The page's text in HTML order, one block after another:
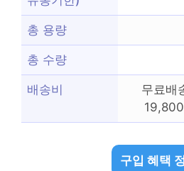
총 용량
총 수량
배송비
무료배
구입 혜택